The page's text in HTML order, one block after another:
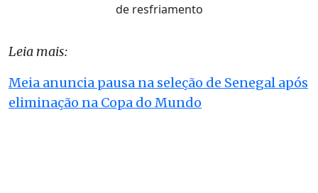
de resfriamento
Leia mais:
Meia anuncia pausa na seleção de Senegal após
eliminação na Copa do Mundo